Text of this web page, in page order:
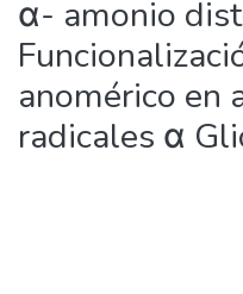
α- amonio
anomérico en
radicales α